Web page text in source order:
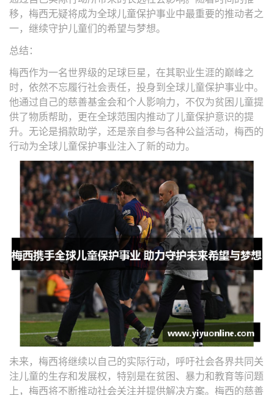
移，梅西无疑将成为全球儿童保护事业中最重要的推动者之
一，继续守护儿童们的希望与梦想。
总结：
梅西作为一名世界级的足球巨星，在其职业生涯的巅峰之
时，依然不忘履行社会责任，投身到全球儿童保护事业中。
他通过自己的慈善基金会和个人影响力，不仅为贫困儿童提
供了物质帮助，更在全球范围内推动了儿童保护意识的提
升。无论是捐款助学，还是亲自参与各种公益活动，梅西的
行动为全球儿童保护事业注入了新的动力。
未来，梅西将继续以自己的实际行动，呼吁社会各界共同关
注儿童的生存和发展权，特别是在贫困、暴力和教育等问题
上，梅西将不断推动社会关注并提供解决方案。梅西的慈善